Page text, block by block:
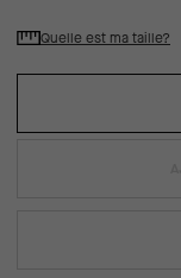
Quelle est ma taille?